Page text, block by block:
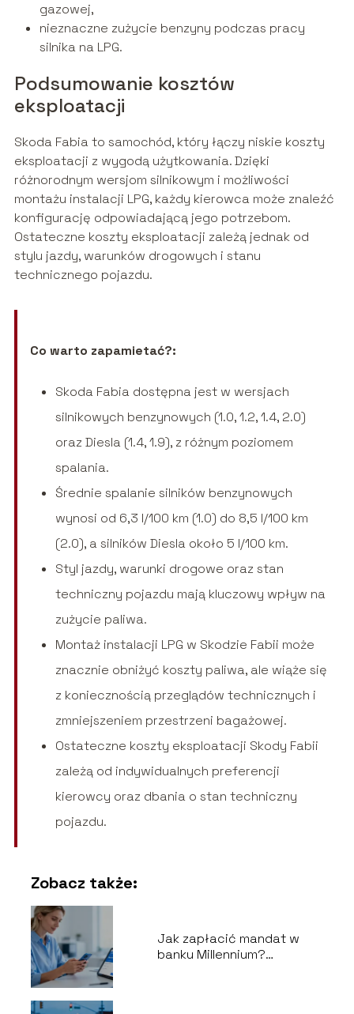
gazowej,
nieznaczne zużycie benzyny podczas pracy
silnika na LPG.
Podsumowanie kosztów
eksploatacji
Skoda Fabia to samochód, który łączy niskie koszty
eksploatacji z wygodą użytkowania. Dzięki
różnorodnym wersjom silnikowym i możliwości
montażu instalacji LPG, każdy kierowca może znaleźć
konfigurację odpowiadającą jego potrzebom.
Ostateczne koszty eksploatacji zależą jednak od
stylu jazdy, warunków drogowych i stanu
technicznego pojazdu.
Co warto zapamietać?:
Skoda Fabia dostępna jest w wersjach
silnikowych benzynowych (1.0, 1.2, 1.4, 2.0)
oraz Diesla (1.4, 1.9), z różnym poziomem
spalania.
Średnie spalanie silników benzynowych
wynosi od 6,3 l/100 km (1.0) do 8,5 l/100 km
(2.0), a silników Diesla około 5 l/100 km.
Styl jazdy, warunki drogowe oraz stan
techniczny pojazdu mają kluczowy wpływ na
zużycie paliwa.
Montaż instalacji LPG w Skodzie Fabii może
znacznie obniżyć koszty paliwa, ale wiąże się
z koniecznością przeglądów technicznych i
zmniejszeniem przestrzeni bagażowej.
Ostateczne koszty eksploatacji Skody Fabii
zależą od indywidualnych preferencji
kierowcy oraz dbania o stan techniczny
pojazdu.
Zobacz także:
Jak zapłacić mandat w
banku Millennium?